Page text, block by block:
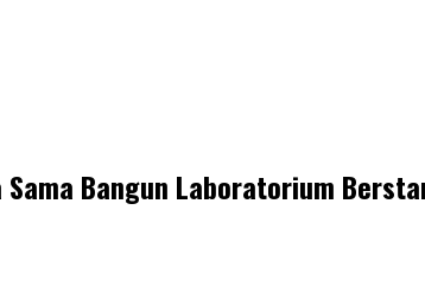
Bangun Laboratorium